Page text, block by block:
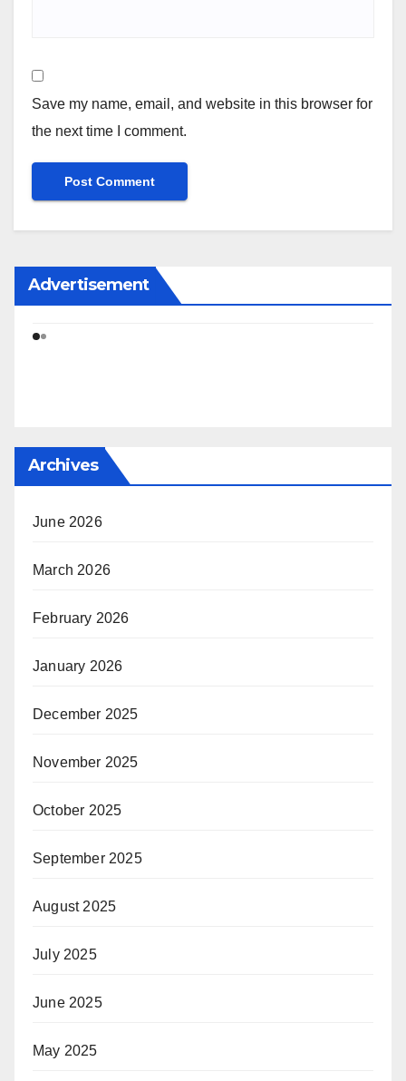
Save my name, email, and website in this browser for
the next time I comment.
Advertisement
Archives
June 2026
March 2026
February 2026
January 2026
December 2025
November 2025
October 2025
September 2025
August 2025
July 2025
June 2025
May 2025